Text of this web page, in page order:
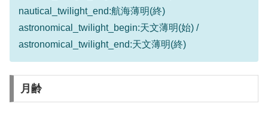
nautical_twilight_end:航海薄明(終)
astronomical_twilight_begin:天文薄明(始) /
astronomical_twilight_end:天文薄明(終)
月齢